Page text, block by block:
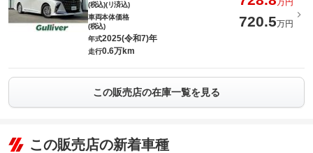
(税込)(リ済込)
万円
車両本体価格
(税込)
720.5万円
年式2025(令和7)年
走行0.6万km
この販売店の在庫一覧を見る
この販売店の新着車種